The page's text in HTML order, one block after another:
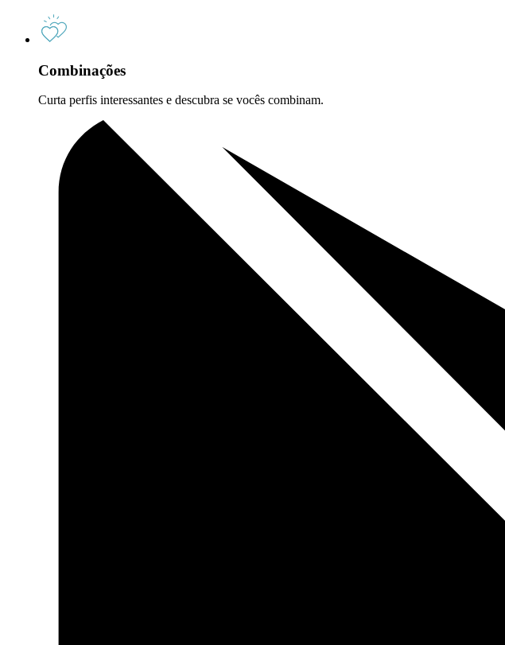
Combinações
Curta perfis interessantes e descubra se vocês combinam.